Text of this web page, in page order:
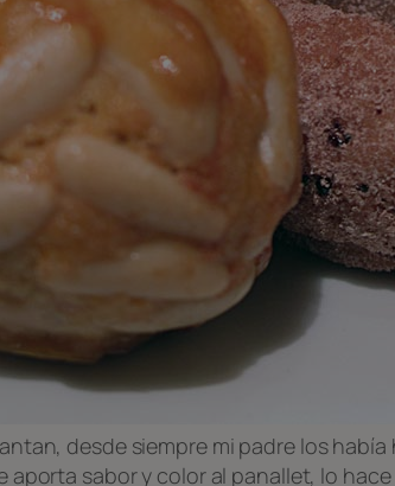
desde siempre mi padre los
aporta sabor y color al panallet, lo